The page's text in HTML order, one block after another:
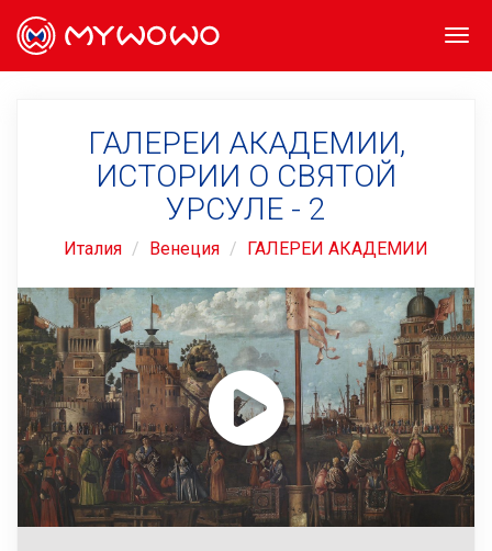
ГАЛЕРЕИ АКАДЕМИИ,
ИСТОРИИ О СВЯТОЙ
УРСУЛЕ - 2
Италия Венеция ГАЛЕРЕИ АКАДЕМИИ